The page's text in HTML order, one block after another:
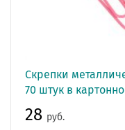
Скрепки
70 штук в
28 руб.